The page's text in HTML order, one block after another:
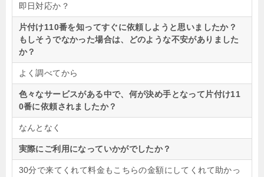
即日対応か？
片付け110番を知ってすぐに依頼しようと思いましたか？
もしそうでなかった場合は、どのような不安がありました
か？
よく調べてから
色々なサービスがある中で、何が決め手となって片付け11
0番に依頼されましたか？
なんとなく
実際にご利用になっていかがでしたか？
30分で来てくれて料金もこちらの金額にしてくれて助かっ